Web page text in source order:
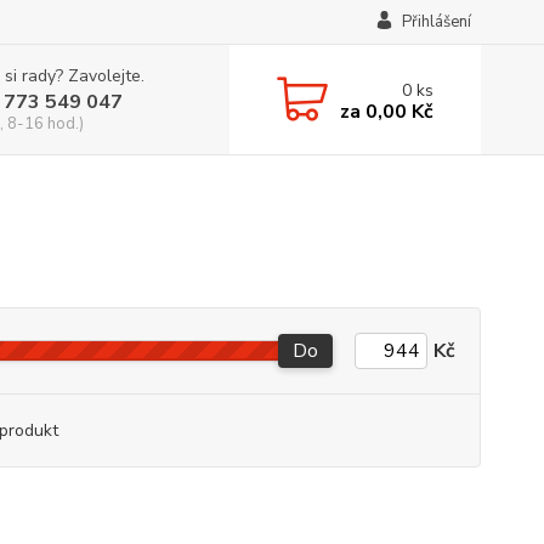
Přihlášení
rady? Zavolejte.
549 047
8-16 hod.)
0ks
za 0,00 Kč
Do Kč